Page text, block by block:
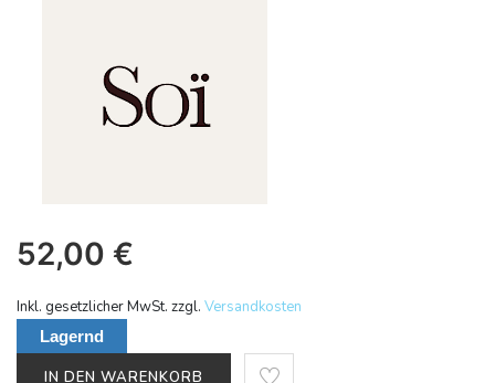
52,00 €
Inkl. gesetzlicher MwSt. zzgl. Versandkosten
Lagernd
IN DEN WARENKORB